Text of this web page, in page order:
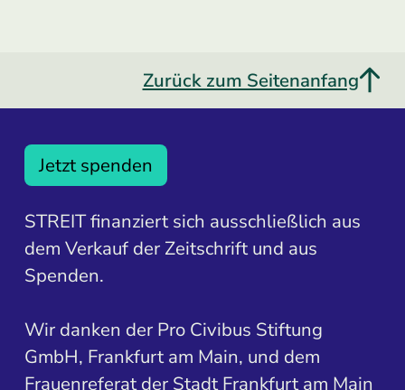
Zurück zum Seitenanfang
Jetzt spenden
STREIT finanziert sich ausschließlich aus
dem Verkauf der Zeitschrift und aus
Spenden.
Wir danken der Pro Civibus Stiftung
GmbH, Frankfurt am Main, und dem
Frauenreferat der Stadt Frankfurt am Main